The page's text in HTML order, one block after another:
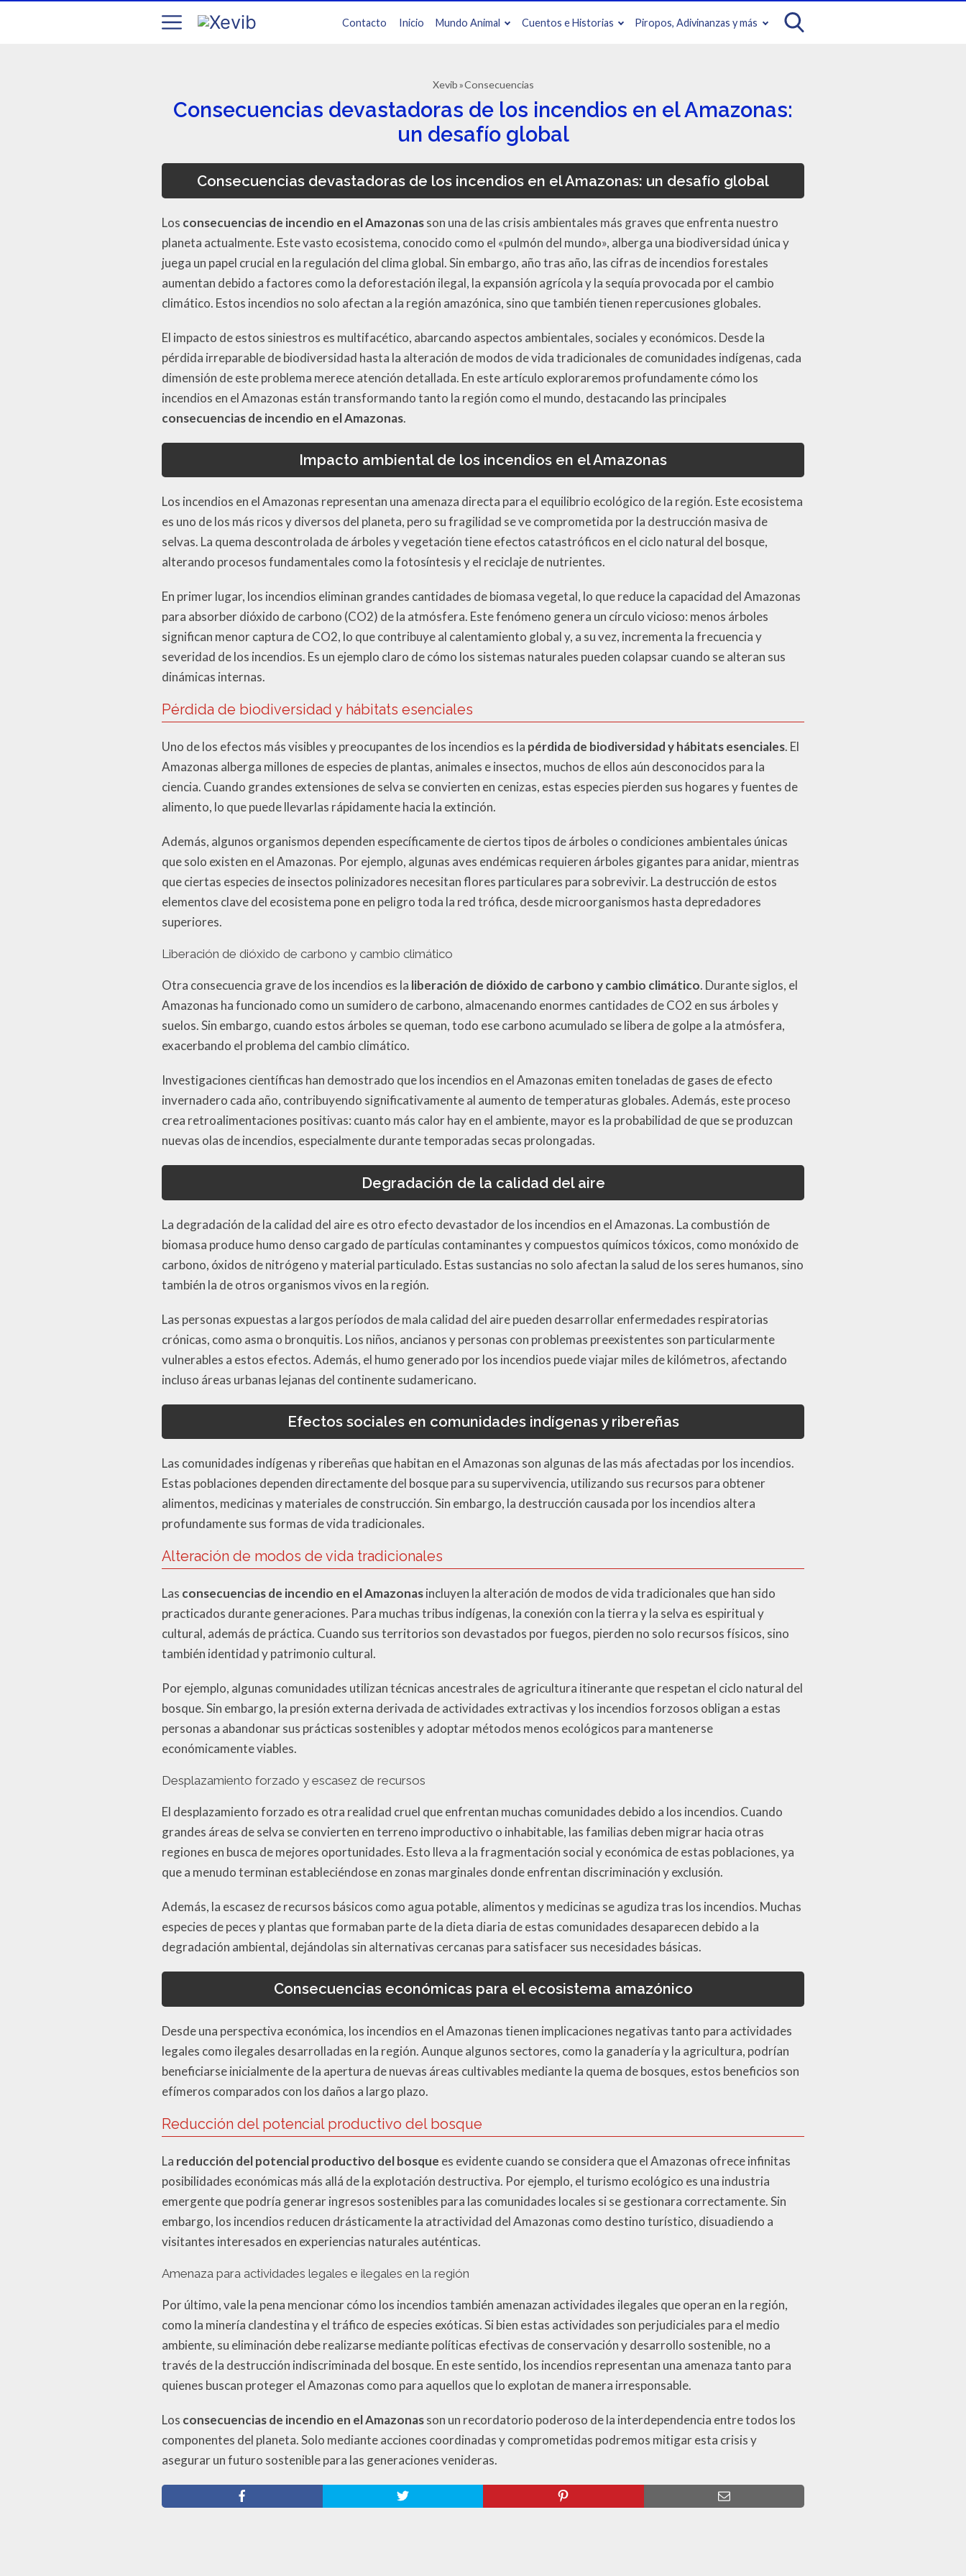
Contacto Inicio Mundo Animal Cuentos e Historias Piropos, Adivinanzas y más
Xevib Consecuencias
Consecuencias devastadoras de los incendios en el Amazonas:
un desafío global
Consecuencias devastadoras de los incendios en el Amazonas: un desafío global
Los consecuencias de incendio en el Amazonasson una de las crisis ambientales más graves que enfrenta nuestro
planeta actualmente. Este vasto ecosistema, conocido como el «pulmón del mundo», alberga una biodiversidad única y
juega un papel crucial en la regulación del clima global. Sin embargo, año tras año, las cifras de incendios forestales
aumentan debido a factores como la deforestación ilegal, la expansión agrícola y la sequía provocada por el cambio
climático. Estos incendios no solo afectan a la región amazónica, sino que también tienen repercusiones globales.
El impacto de estos siniestros es multifacético, abarcando aspectos ambientales, sociales y económicos. Desde la
pérdida irreparable de biodiversidad hasta la alteración de modos de vida tradicionales de comunidades indígenas, cada
dimensión de este problema merece atención detallada. En este artículo exploraremos profundamente cómo los
incendios en el Amazonas están transformando tanto la región como el mundo, destacando las principales
consecuencias de incendio en el Amazonas.
Impacto ambiental de los incendios en el Amazonas
Los incendios en el Amazonas representan una amenaza directa para el equilibrio ecológico de la región. Este ecosistema
es uno de los más ricos y diversos del planeta, pero su fragilidad se ve comprometida por la destrucción masiva de
selvas. La quema descontrolada de árboles y vegetación tiene efectos catastróficos en el ciclo natural del bosque,
alterando procesos fundamentales como la fotosíntesis y el reciclaje de nutrientes.
En primer lugar, los incendios eliminan grandes cantidades de biomasa vegetal, lo que reduce la capacidad del Amazonas
para absorber dióxido de carbono (CO2) de la atmósfera. Este fenómeno genera un círculo vicioso: menos árboles
significan menor captura de CO2, lo que contribuye al calentamiento global y, a su vez, incrementa la frecuencia y
severidad de los incendios. Es un ejemplo claro de cómo los sistemas naturales pueden colapsar cuando se alteran sus
dinámicas internas.
Pérdida de biodiversidad y hábitats esenciales
Uno de los efectos más visibles y preocupantes de los incendios es la pérdida de biodiversidad y hábitats esenciales. El
Amazonas alberga millones de especies de plantas, animales e insectos, muchos de ellos aún desconocidos para la
ciencia. Cuando grandes extensiones de selva se convierten en cenizas, estas especies pierden sus hogares y fuentes de
alimento, lo que puede llevarlas rápidamente hacia la extinción.
Además, algunos organismos dependen específicamente de ciertos tipos de árboles o condiciones ambientales únicas
que solo existen en el Amazonas. Por ejemplo, algunas aves endémicas requieren árboles gigantes para anidar, mientras
que ciertas especies de insectos polinizadores necesitan flores particulares para sobrevivir. La destrucción de estos
elementos clave del ecosistema pone en peligro toda la red trófica, desde microorganismos hasta depredadores
superiores.
Liberación de dióxido de carbono y cambio climático
Otra consecuencia grave de los incendios es la liberación de dióxido de carbono y cambio climático. Durante siglos, el
Amazonas ha funcionado como un sumidero de carbono, almacenando enormes cantidades de CO2 en sus árboles y
suelos. Sin embargo, cuando estos árboles se queman, todo ese carbono acumulado se libera de golpe a la atmósfera,
exacerbando el problema del cambio climático.
Investigaciones científicas han demostrado que los incendios en el Amazonas emiten toneladas de gases de efecto
invernadero cada año, contribuyendo significativamente al aumento de temperaturas globales. Además, este proceso
crea retroalimentaciones positivas: cuanto más calor hay en el ambiente, mayor es la probabilidad de que se produzcan
nuevas olas de incendios, especialmente durante temporadas secas prolongadas.
Degradación de la calidad del aire
La degradación de la calidad del aire es otro efecto devastador de los incendios en el Amazonas. La combustión de
biomasa produce humo denso cargado de partículas contaminantes y compuestos químicos tóxicos, como monóxido de
carbono, óxidos de nitrógeno y material particulado. Estas sustancias no solo afectan la salud de los seres humanos, sino
también la de otros organismos vivos en la región.
Las personas expuestas a largos períodos de mala calidad del aire pueden desarrollar enfermedades respiratorias
crónicas, como asma o bronquitis. Los niños, ancianos y personas con problemas preexistentes son particularmente
vulnerables a estos efectos. Además, el humo generado por los incendios puede viajar miles de kilómetros, afectando
incluso áreas urbanas lejanas del continente sudamericano.
Efectos sociales en comunidades indígenas y ribereñas
Las comunidades indígenas y ribereñas que habitan en el Amazonas son algunas de las más afectadas por los incendios.
Estas poblaciones dependen directamente del bosque para su supervivencia, utilizando sus recursos para obtener
alimentos, medicinas y materiales de construcción. Sin embargo, la destrucción causada por los incendios altera
profundamente sus formas de vida tradicionales.
Alteración de modos de vida tradicionales
Las consecuencias de incendio en el Amazonasincluyen la alteración de modos de vida tradicionales que han sido
practicados durante generaciones. Para muchas tribus indígenas, la conexión con la tierra y la selva es espiritual y
cultural, además de práctica. Cuando sus territorios son devastados por fuegos, pierden no solo recursos físicos, sino
también identidad y patrimonio cultural.
Por ejemplo, algunas comunidades utilizan técnicas ancestrales de agricultura itinerante que respetan el ciclo natural del
bosque. Sin embargo, la presión externa derivada de actividades extractivas y los incendios forzosos obligan a estas
personas a abandonar sus prácticas sostenibles y adoptar métodos menos ecológicos para mantenerse
económicamente viables.
Desplazamiento forzado y escasez de recursos
El desplazamiento forzado es otra realidad cruel que enfrentan muchas comunidades debido a los incendios. Cuando
grandes áreas de selva se convierten en terreno improductivo o inhabitable, las familias deben migrar hacia otras
regiones en busca de mejores oportunidades. Esto lleva a la fragmentación social y económica de estas poblaciones, ya
que a menudo terminan estableciéndose en zonas marginales donde enfrentan discriminación y exclusión.
Además, la escasez de recursos básicos como agua potable, alimentos y medicinas se agudiza tras los incendios. Muchas
especies de peces y plantas que formaban parte de la dieta diaria de estas comunidades desaparecen debido a la
degradación ambiental, dejándolas sin alternativas cercanas para satisfacer sus necesidades básicas.
Consecuencias económicas para el ecosistema amazónico
Desde una perspectiva económica, los incendios en el Amazonas tienen implicaciones negativas tanto para actividades
legales como ilegales desarrolladas en la región. Aunque algunos sectores, como la ganadería y la agricultura, podrían
beneficiarse inicialmente de la apertura de nuevas áreas cultivables mediante la quema de bosques, estos beneficios son
efímeros comparados con los daños a largo plazo.
Reducción del potencial productivo del bosque
La reducción del potencial productivo del bosque es evidente cuando se considera que el Amazonas ofrece infinitas
posibilidades económicas más allá de la explotación destructiva. Por ejemplo, el turismo ecológico es una industria
emergente que podría generar ingresos sostenibles para las comunidades locales si se gestionara correctamente. Sin
embargo, los incendios reducen drásticamente la atractividad del Amazonas como destino turístico, disuadiendo a
visitantes interesados en experiencias naturales auténticas.
Amenaza para actividades legales e ilegales en la región
Por último, vale la pena mencionar cómo los incendios también amenazan actividades ilegales que operan en la región,
como la minería clandestina y el tráfico de especies exóticas. Si bien estas actividades son perjudiciales para el medio
ambiente, su eliminación debe realizarse mediante políticas efectivas de conservación y desarrollo sostenible, no a
través de la destrucción indiscriminada del bosque. En este sentido, los incendios representan una amenaza tanto para
quienes buscan proteger el Amazonas como para aquellos que lo explotan de manera irresponsable.
Los consecuencias de incendio en el Amazonasson un recordatorio poderoso de la interdependencia entre todos los
componentes del planeta. Solo mediante acciones coordinadas y comprometidas podremos mitigar esta crisis y
asegurar un futuro sostenible para las generaciones venideras.